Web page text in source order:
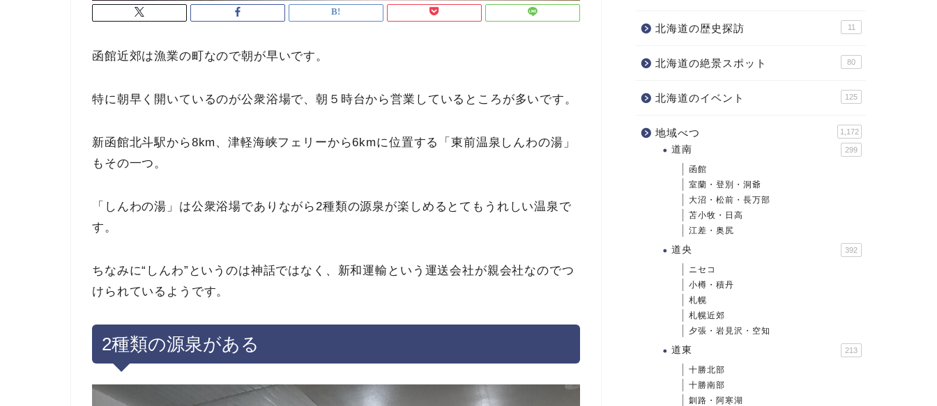
函館近郊は漁業の町なので朝が早いです。
特に朝早く開いているのが公衆浴場で、朝５時台から営業しているところが多いです。
新函館北斗駅から8km、津軽海峡フェリーから6kmに位置する「東前温泉しんわの湯」
もその一つ。
「しんわの湯」は公衆浴場でありながら2種類の源泉が楽しめるとてもうれしい温泉で
す。
ちなみに“しんわ”というのは神話ではなく、新和運輸という運送会社が親会社なのでつ
けられているようです。
2種類の源泉がある
北海道の歴史探訪 11
北海道の絶景スポット 80
北海道のイベント 125
地域べつ 1,172
道南 299
函館
室蘭・登別・洞爺
大沼・松前・長万部
苫小牧・日高
江差・奥尻
道央 392
ニセコ
小樽・積丹
札幌
札幌近郊
夕張・岩見沢・空知
道東 213
十勝北部
十勝南部
釧路・阿寒湖